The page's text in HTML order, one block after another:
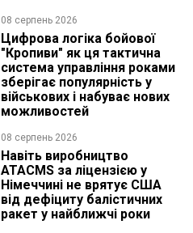
08 серпень 2026
Цифрова логіка бойової
"Кропиви" як ця тактична
система управління роками
зберігає популярність у
військових і набуває нових
можливостей
08 серпень 2026
Навіть виробництво
ATACMS за ліцензією у
Німеччині не врятує США
від дефіциту балістичних
ракет у найближчі роки